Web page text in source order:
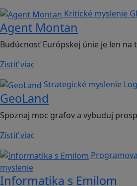
Kritické myslenie
Agent Montan
Budúcnosť Európskej únie je len na
Zistiť viac
Strategické myslenie
GeoLand
Spoznaj moc grafov a vybuduj
Zistiť viac
myslenie
Informatika s Emilom